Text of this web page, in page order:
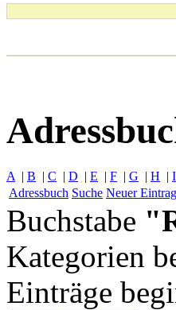
A | B | C | D | E | F | G | H | I
Adressbuch Suche Neuer Eintrag
Buchstabe
Kategorien
Einträge